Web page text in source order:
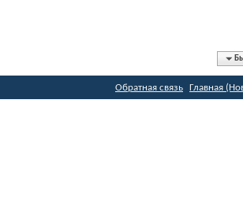
Обратная связь Главная